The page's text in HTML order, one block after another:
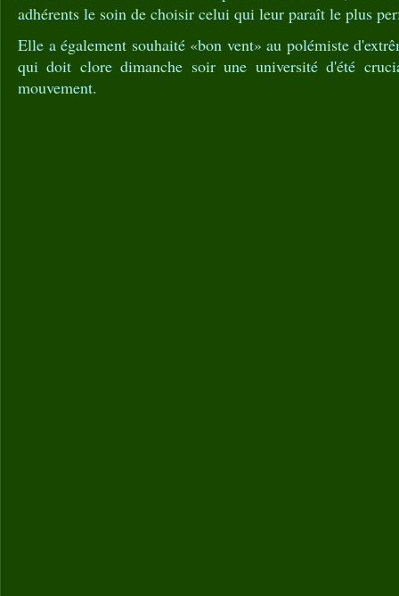
adhérents le soin de choisir celui qui leur paraît le plus
Elle a également souhaité «bon vent» au polémiste
qui doit clore dimanche soir une université d'été
mouvement.